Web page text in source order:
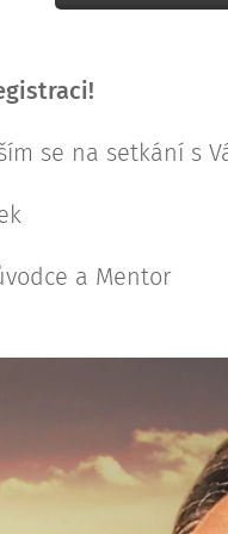
se na setkání s
a Mentor